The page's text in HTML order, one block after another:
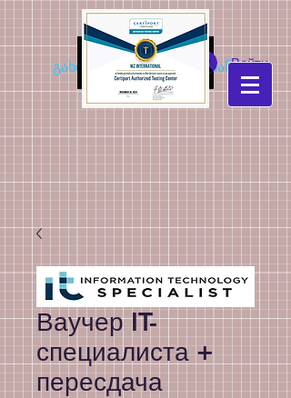
გახდი კონკურენტუნარიანი
MZ
International
Войти
Ваучер IT-
специалиста +
пересдача